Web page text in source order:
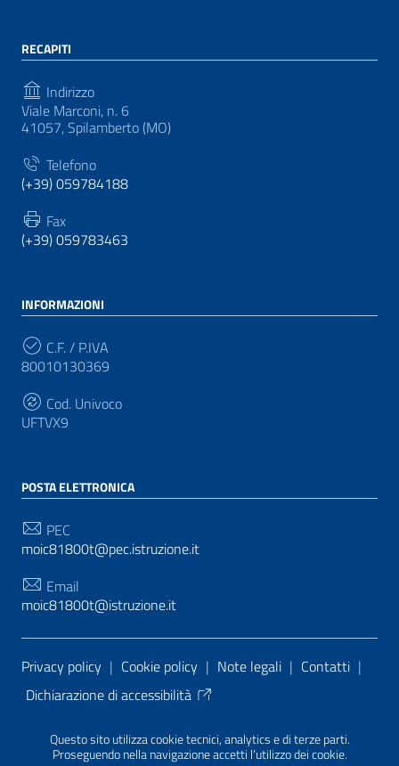
Questo sito utilizza cookie tecnici, analytics e di terze parti.
Proseguendo nella navigazione accetti l’utilizzo dei cookie.
RECAPITI
Indirizzo
Viale Marconi, n. 6
41057, Spilamberto (MO)
Telefono
(+39) 059784188
Fax
(+39) 059783463
INFORMAZIONI
C.F. / P.IVA
80010130369
Cod. Univoco
UFTVX9
POSTA ELETTRONICA
PEC
moic81800t@pec.istruzione.it
Email
moic81800t@istruzione.it
Sezione Link Utili
Privacy policy | Cookie policy | Note legali | Contatti |
Dichiarazione di accessibilità
PA di AgID
| Realizzato con WordPress da